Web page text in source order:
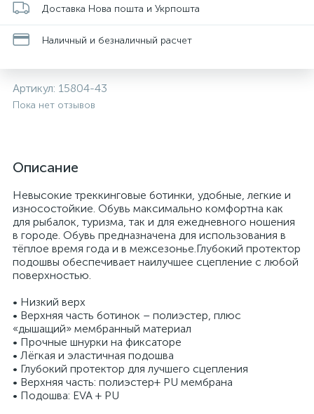
Доставка Нова пошта и Укрпошта
Наличный и безналичный расчет
Артикул: 15804-43
Пока нет отзывов
Описание
Невысокие треккинговые ботинки, удобные, легкие и
износостойкие. Обувь максимально комфортна как
для рыбалок, туризма, так и для ежедневного ношения
в городе. Обувь предназначена для использования в
тёплое время года и в межсезонье.Глубокий протектор
подошвы обеспечивает наилучшее сцепление с любой
поверхностью.
• Низкий верх
• Верхняя часть ботинок – полиэстер, плюс
«дышащий» мембранный материал
• Прочные шнурки на фиксаторе
• Лёгкая и эластичная подошва
• Глубокий протектор для лучшего сцепления
• Верхняя часть: полиэстер+ PU мембрана
• Подошва: EVA + PU